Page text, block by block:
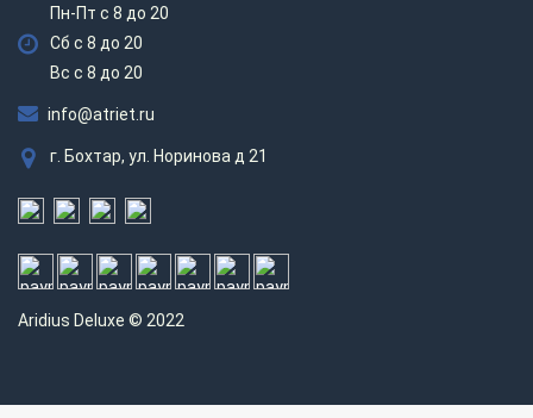
Пн-Пт с 8 до 20
Сб с 8 до 20
Вс c 8 до 20
info@atriet.ru
г. Бохтар, ул. Норинова д 21
Aridius Deluxe © 2022